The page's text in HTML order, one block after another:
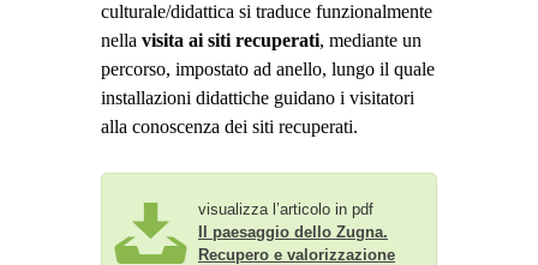
culturale/didattica si traduce funzionalmente
nella visita ai siti recuperati, mediante un
percorso, impostato ad anello, lungo il quale
installazioni didattiche guidano i visitatori
alla conoscenza dei siti recuperati.
visualizza l’articolo in pdf
Il paesaggio dello Zugna.
Recupero e valorizzazione